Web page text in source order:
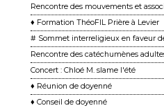
Rencontre des mouvements et
♦ Formation ThéoFIL Prière à Levier
# Sommet interreligieux en faveur
Rencontre des catéchumènes
Concert : Chloé M. slame l'été
♦ Réunion de doyenné
♦ Conseil de doyenné